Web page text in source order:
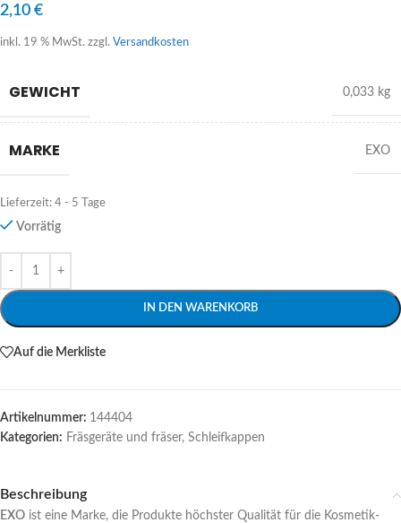
2,10 €
inkl. 19 % MwSt. zzgl. Versandkosten
GEWICHT 0,033 kg
MARKE EXO
Lieferzeit: 4 - 5 Tage
Vorrätig
IN DEN WARENKORB
Alternative:
Auf die Merkliste
Artikelnummer: 144404
Kategorien: Fräsgeräte und fräser, Schleifkappen
Beschreibung
EXO ist eine Marke, die Produkte höchster Qualität für die Kosmetik-